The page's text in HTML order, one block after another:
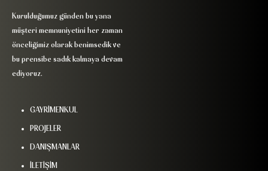
Kurulduğumuz günden bu yana
müşteri memnuniyetini her zaman
önceliğimiz olarak benimsedik ve
bu prensibe sadık kalmaya devam
ediyoruz.
GAYRİMENKUL
PROJELER
DANIŞMANLAR
İLETİŞİM